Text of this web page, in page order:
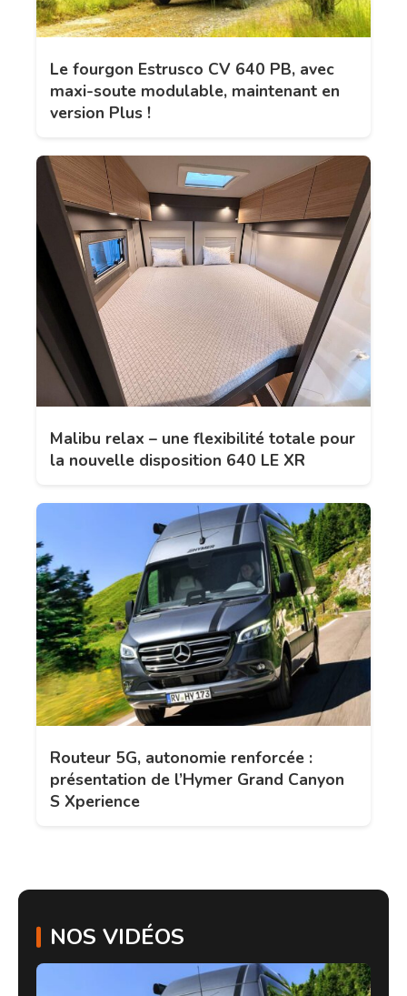
Le fourgon Estrusco CV 640 PB, avec
maxi-soute modulable, maintenant en
version Plus !
Malibu relax – une flexibilité totale pour
la nouvelle disposition 640 LE XR
Routeur 5G, autonomie renforcée :
présentation de l’Hymer Grand Canyon
S Xperience
NOS VIDÉOS